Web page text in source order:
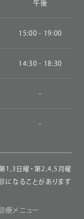
午後
15:00 - 19:00
14:30 - 18:30
-
-
1,3日曜・第2,4,5月曜
なることがあります
療メニュー